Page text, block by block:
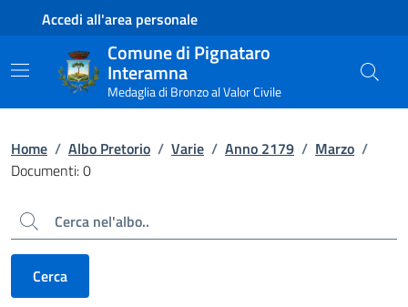
Contenuto principale
Piede di paginaAccedi all'area personale
Comune di Pignataro
Interamna
Medaglia di Bronzo al Valor Civile
Home / Albo Pretorio / Varie / Anno 2179 / Marzo /
Documenti: 0
Cerca
Cerca